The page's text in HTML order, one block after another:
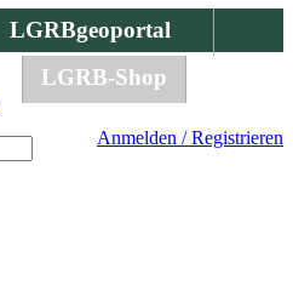
LGRBgeoportal
LGRB-Shop
Anmelden / Registrieren